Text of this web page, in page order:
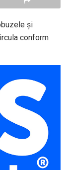
şi
conform